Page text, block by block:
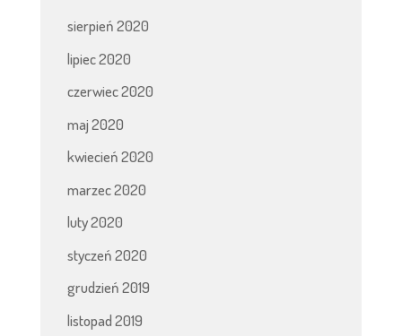
sierpień 2020
lipiec 2020
czerwiec 2020
maj 2020
kwiecień 2020
marzec 2020
luty 2020
styczeń 2020
grudzień 2019
listopad 2019